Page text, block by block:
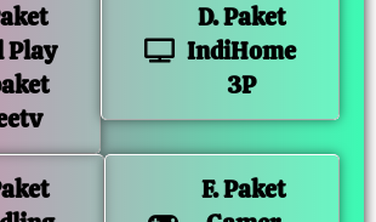
Play
D. Paket
IndiHome
3P
F. Paket